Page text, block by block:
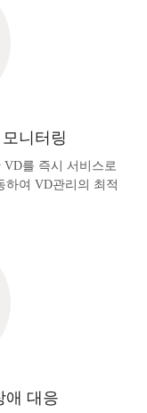
니터링
를 즉시 서비스로
하여 VD관리의 최적
애 대응